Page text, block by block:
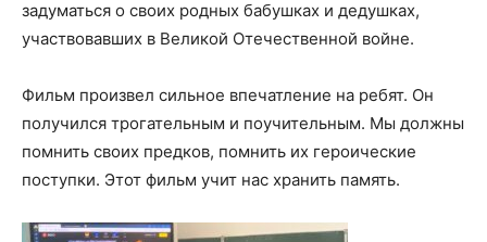
задуматься о своих родных бабушках и дедушках,
участвовавших в Великой Отечественной войне.
Фильм произвел сильное впечатление на ребят. Он
получился трогательным и поучительным. Мы должны
помнить своих предков, помнить их героические
поступки. Этот фильм учит нас хранить память.